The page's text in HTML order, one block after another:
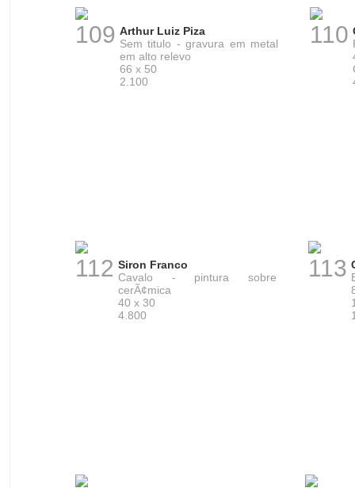
109 Arthur Luiz Piza
Sem titulo - gravura em metal
em alto relevo
66 x 50
2.100
110
112 Siron Franco
Cavalo - pintura sobre
cerÃ¢mica
40 x 30
4.800
113